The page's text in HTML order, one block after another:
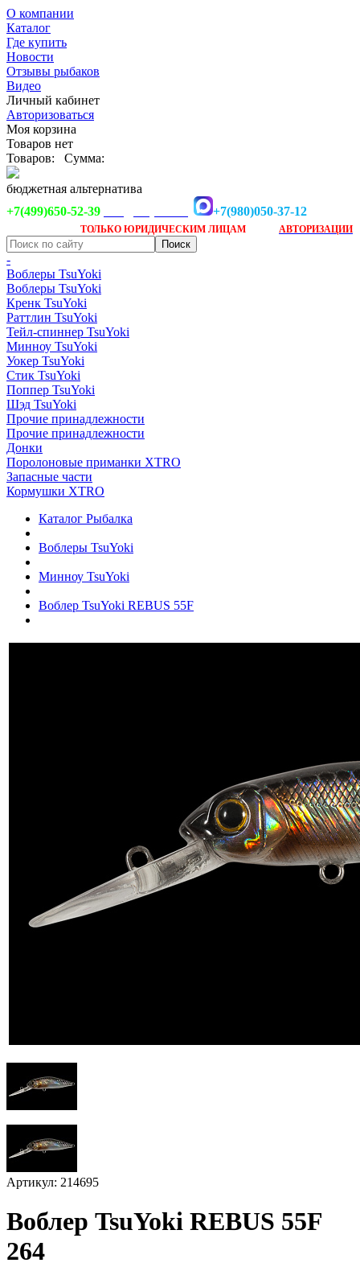
О компании
Каталог
Где купить
Новости
Отзывы рыбаков
Видео
Личный кабинет
Авторизоваться
Моя корзина
Товаров нет
Товаров:
Сумма:
бюджетная альтернатива
+7(499)650-52-39
+7(980)050-37-12
ТОЛЬКО ЮРИДИЧЕСКИМ ЛИЦАМ АВТОРИЗАЦИИ
-
Воблеры TsuYoki
Воблеры TsuYoki
Кренк TsuYoki
Раттлин TsuYoki
Тейл-спиннер TsuYoki
Минноу TsuYoki
Уокер TsuYoki
Стик TsuYoki
Поппер TsuYoki
Шэд TsuYoki
Прочие принадлежности
Прочие принадлежности
Донки
Поролоновые приманки XTRO
Запасные части
Кормушки XTRO
Каталог Рыбалка
Воблеры TsuYoki
Минноу TsuYoki
Воблер TsuYoki REBUS 55F
Артикул: 214695
Воблер TsuYoki REBUS 55F
264